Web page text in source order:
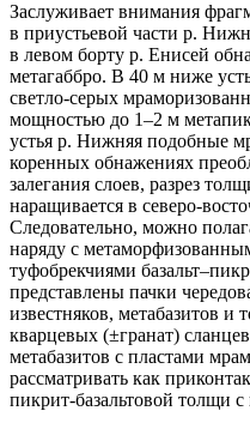
Заслуживает внимания
в приустьевой части р.
в левом борту р. Енисей
метагаббро. В 40 м ниже
светло-серых
мощностью до 1–2 м
устья р. Нижняя подобные
коренных обнажениях
залегания слоев, разрез
наращивается в северо-
Следовательно, можно
наряду с
туфобрекчиями
представлены пачки
известняков, метабазитов и
кварцевых (±гранат)
метабазитов с пластами
рассматривать как
пикрит-базальтовой толщи